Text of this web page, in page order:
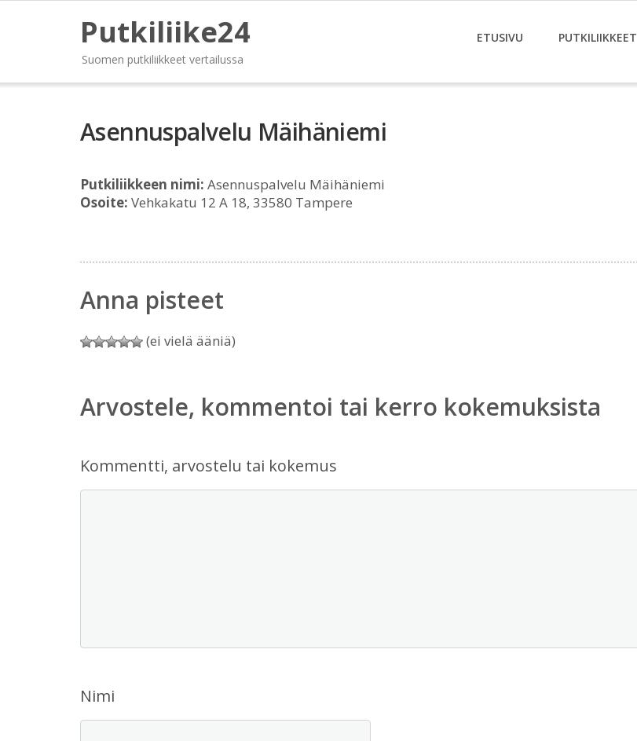
Putkiliike24
Suomen putkiliikkeet vertailussa
ETUSIVU PUTKILIIKKEET
Asennuspalvelu Mäihäniemi
Putkiliikkeen nimi: Asennuspalvelu Mäihäniemi
Osoite: Vehkakatu 12 A 18, 33580 Tampere
Anna pisteet
(ei vielä ääniä)
Arvostele, kommentoi tai kerro kokemuksista
Kommentti, arvostelu tai kokemus
Nimi